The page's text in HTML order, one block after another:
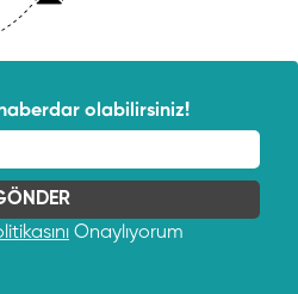
olabilirsiniz!
Onaylıyorum